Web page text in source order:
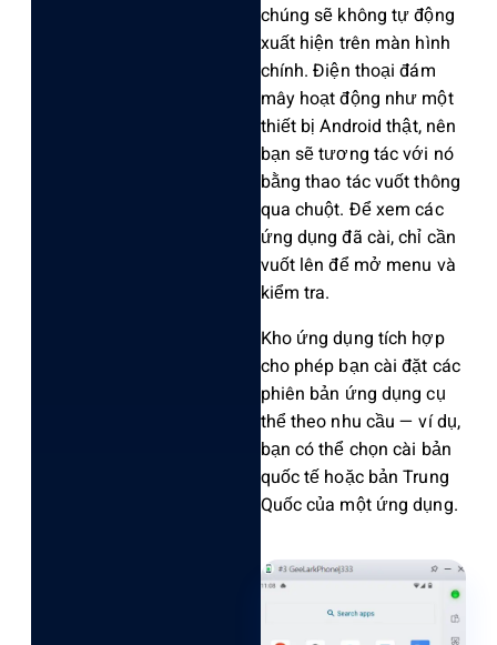
chúng sẽ không tự động
xuất hiện trên màn hình
chính. Điện thoại đám
mây hoạt động như một
thiết bị Android thật, nên
bạn sẽ tương tác với nó
bằng thao tác vuốt thông
qua chuột. Để xem các
ứng dụng đã cài, chỉ cần
vuốt lên để mở menu và
kiểm tra.
Kho ứng dụng tích hợp
cho phép bạn cài đặt các
phiên bản ứng dụng cụ
thể theo nhu cầu — ví dụ,
bạn có thể chọn cài bản
quốc tế hoặc bản Trung
Quốc của một ứng dụng.